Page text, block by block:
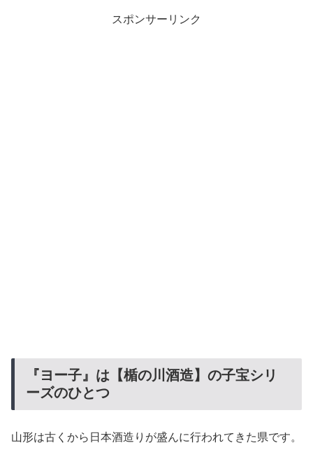
スポンサーリンク
『ヨー子』は【楯の川酒造】の子宝シリ
ーズのひとつ
山形は古くから日本酒造りが盛んに行われてきた県です。